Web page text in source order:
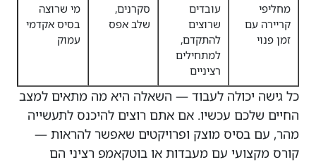
מחליפי
קריירה עם
זמן פנוי
עובדים
שרוצים
להתקדם,
למתחילים
רציניים
סקרנים,
שלב אפס
מי שרוצה
בסיס אקדמי
עמוק
כל גישה יכולה לעבוד — השאלה היא מה מתאים למצב
החיים שלכם עכשיו. אם אתם רוצים להיכנס לתעשייה
מהר, עם בסיס מוצק ופרויקטים שאפשר להראות —
קורס מקצועי עם מעבדות או בוטקאמפ רציני הם